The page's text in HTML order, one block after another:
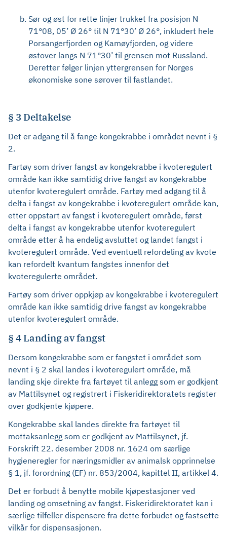
Sør og øst for rette linjer trukket fra posisjon N
71°08, 05’ Ø 26° til N 71°30’ Ø 26°, inkludert hele
Porsangerfjorden og Kamøyfjorden, og videre
østover langs N 71°30’ til grensen mot Russland.
Deretter følger linjen yttergrensen for Norges
økonomiske sone sørover til fastlandet.
§ 3 Deltakelse
Det er adgang til å fange kongekrabbe i området nevnt i §
2.
Fartøy som driver fangst av kongekrabbe i kvoteregulert
område kan ikke samtidig drive fangst av kongekrabbe
utenfor kvoteregulert område. Fartøy med adgang til å
delta i fangst av kongekrabbe i kvoteregulert område kan,
etter oppstart av fangst i kvoteregulert område, først
delta i fangst av kongekrabbe utenfor kvoteregulert
område etter å ha endelig avsluttet og landet fangst i
kvoteregulert område. Ved eventuell refordeling av kvote
kan refordelt kvantum fangstes innenfor det
kvoteregulerte området.
Fartøy som driver oppkjøp av kongekrabbe i kvoteregulert
område kan ikke samtidig drive fangst av kongekrabbe
utenfor kvoteregulert område.
§ 4 Landing av fangst
Dersom kongekrabbe som er fangstet i området som
nevnt i § 2 skal landes i kvoteregulert område, må
landing skje direkte fra fartøyet til anlegg som er godkjent
av Mattilsynet og registrert i Fiskeridirektoratets register
over godkjente kjøpere.
Kongekrabbe skal landes direkte fra fartøyet til
mottaksanlegg som er godkjent av Mattilsynet, jf.
Forskrift 22. desember 2008 nr. 1624 om særlige
hygieneregler for næringsmidler av animalsk opprinnelse
§ 1, jf. forordning (EF) nr. 853/2004, kapittel II, artikkel 4.
Det er forbudt å benytte mobile kjøpestasjoner ved
landing og omsetning av fangst. Fiskeridirektoratet kan i
særlige tilfeller dispensere fra dette forbudet og fastsette
vilkår for dispensasjonen.